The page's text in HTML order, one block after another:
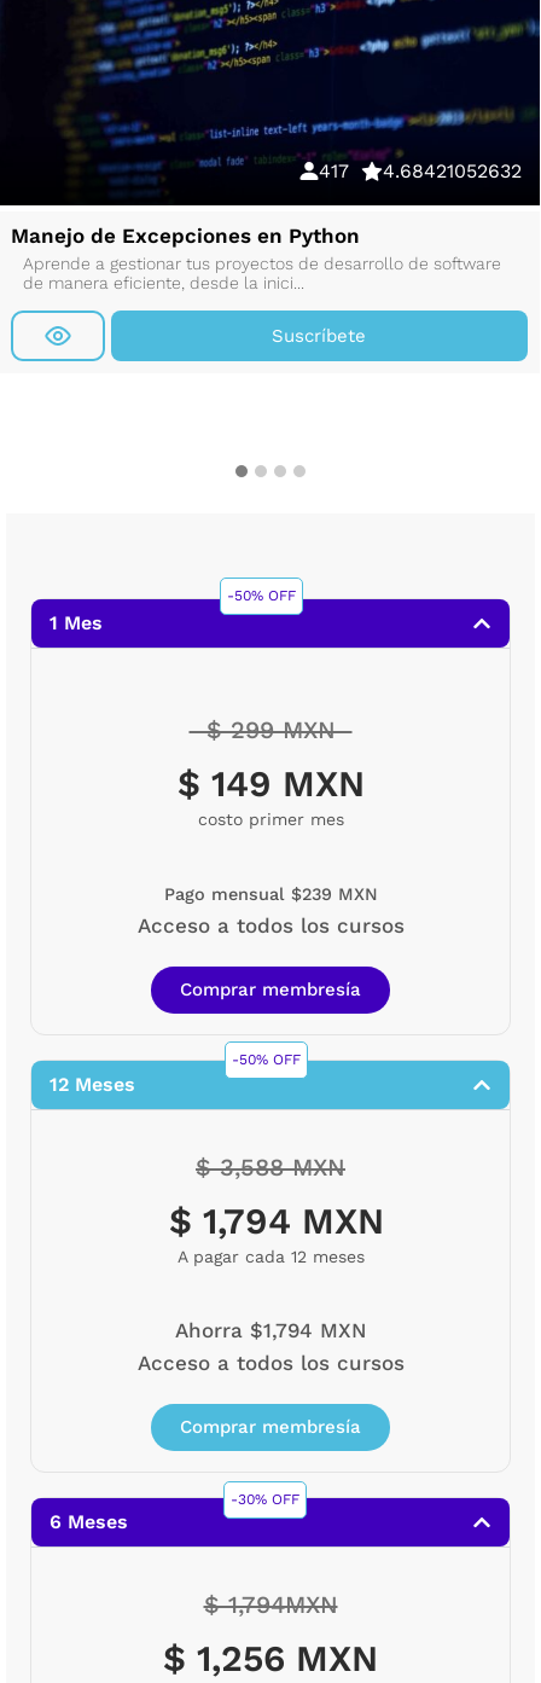
417 4.68421052632
Manejo de Excepciones en Python
Aprende a gestionar tus proyectos de desarrollo de software
de manera eficiente, desde la inici...
Suscríbete
-50% OFF
1 Mes
$ 299 MXN
$ 149 MXN
costo primer mes
Pago mensual $239 MXN
Acceso a todos los cursos
Comprar membresía
-50% OFF
12 Meses
$ 3,588 MXN
$ 1,794 MXN
A pagar cada 12 meses
Ahorra $1,794 MXN
Acceso a todos los cursos
Comprar membresía
-30% OFF
6 Meses
$ 1,794MXN
$ 1,256 MXN